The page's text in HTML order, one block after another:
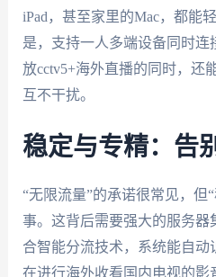
iPad，甚至家里的Mac，都能
是，支持一人多端设备同时连
放cctv5+海外直播的同时，还
互不干扰。
稳定与专精：告
“无限流量”的承诺很常见，但
事。这背后需要强大的服务器
合智能分流技术，系统能自
在进行海外收看国内电视的影